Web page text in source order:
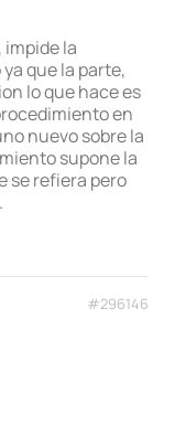
la
que la parte,
lo que hace es
en
nuevo sobre la
supone la
se refiera pero
#296146